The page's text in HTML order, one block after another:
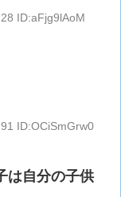
ID:aFjg9lAoM
ID:OCiSmGrw0
は自分の子供